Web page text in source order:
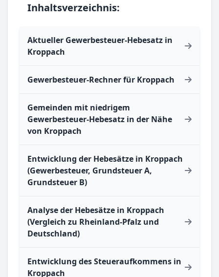
Inhaltsverzeichnis:
Aktueller Gewerbesteuer-Hebesatz in
Kroppach
Gewerbesteuer-Rechner für Kroppach
Gemeinden mit niedrigem
Gewerbesteuer-Hebesatz in der Nähe
von Kroppach
Entwicklung der Hebesätze in Kroppach
(Gewerbesteuer, Grundsteuer A,
Grundsteuer B)
Analyse der Hebesätze in Kroppach
(Vergleich zu Rheinland-Pfalz und
Deutschland)
Entwicklung des Steueraufkommens in
Kroppach